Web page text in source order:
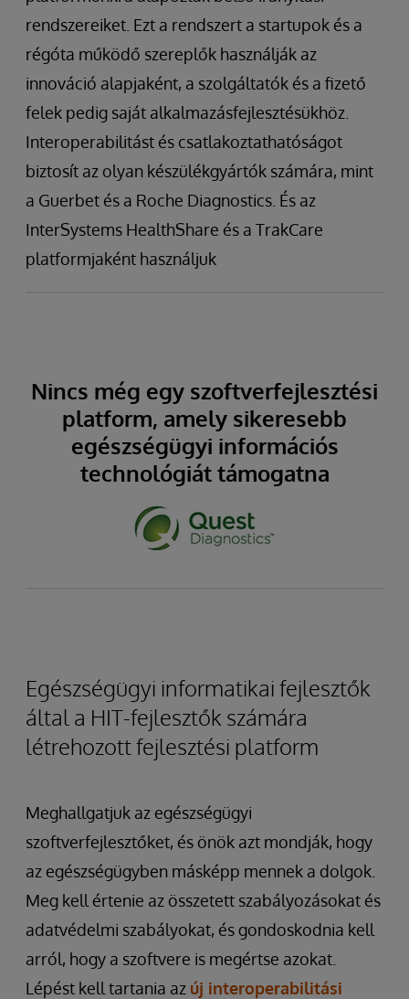
rendszereiket. Ezt a rendszert a startupok és a
régóta működő szereplők használják az
innováció alapjaként, a szolgáltatók és a fizető
felek pedig saját alkalmazásfejlesztésükhöz.
Interoperabilitást és csatlakoztathatóságot
biztosít az olyan készülékgyártók számára, mint
a Guerbet és a Roche Diagnostics. És az
InterSystems HealthShare és a TrakCare
platformjaként használjuk
Nincs még egy szoftverfejlesztési
platform, amely sikeresebb
egészségügyi információs
technológiát támogatna
Egészségügyi informatikai fejlesztők
által a HIT-fejlesztők számára
létrehozott fejlesztési platform
Meghallgatjuk az egészségügyi
szoftverfejlesztőket, és önök azt mondják, hogy
az egészségügyben másképp mennek a dolgok.
Meg kell értenie az összetett szabályozásokat és
adatvédelmi szabályokat, és gondoskodnia kell
arról, hogy a szoftvere is megértse azokat.
Lépést kell tartania az új interoperabilitási